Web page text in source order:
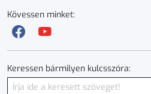
Kövessen minket:
Keressen bármilyen kulcsszóra: